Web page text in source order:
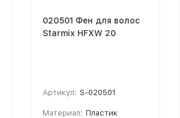
020501 Фен для волос
Starmix HFXW 20
Артикул: S-020501
Материал: Пластик